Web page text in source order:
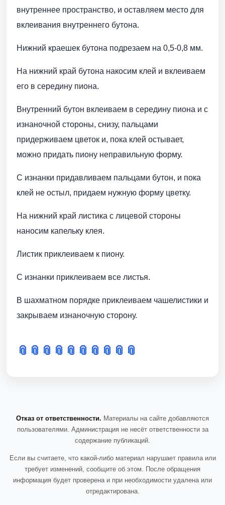
внутреннее пространство, и оставляем место для
вклеивания внутреннего бутона.
Нижний краешек бутона подрезаем на 0,5-0,8 мм.
На нижний край бутона накосим клей и вклеиваем
его в середину пиона.
Внутренний бутон вклеиваем в середину пиона и с
изнаночной стороны, снизу, пальцами
придерживаем цветок и, пока клей остывает,
можно придать пиону неправильную форму.
С изнанки придавливаем пальцами бутон, и пока
клей не остыл, придаем нужную форму цветку.
На нижний край листика с лицевой стороны
наносим капельку клея.
Листик приклеиваем к пиону.
С изнанки приклеиваем все листья.
В шахматном порядке приклеиваем чашелистики и
закрываем изнаночную сторону.
📎 📎 📎 📎 📎 📎 📎 📎 📎 📎
Отказ от ответственности. Материалы на сайте добавляются
пользователями. Администрация не несёт ответственности за
содержание публикаций.
Если вы считаете, что какой-либо материал нарушает правила или
требует изменений, сообщите об этом. После обращения
информация будет проверена и при необходимости удалена или
отредактирована.